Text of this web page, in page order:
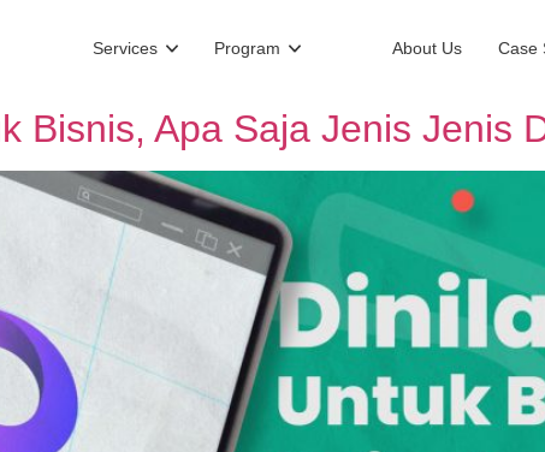
Services Program About Us Case
Bisnis, Apa Saja Jenis Jenis